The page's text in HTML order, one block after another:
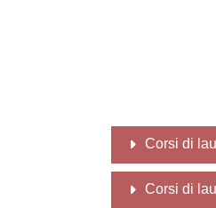
Corsi di
Corsi di